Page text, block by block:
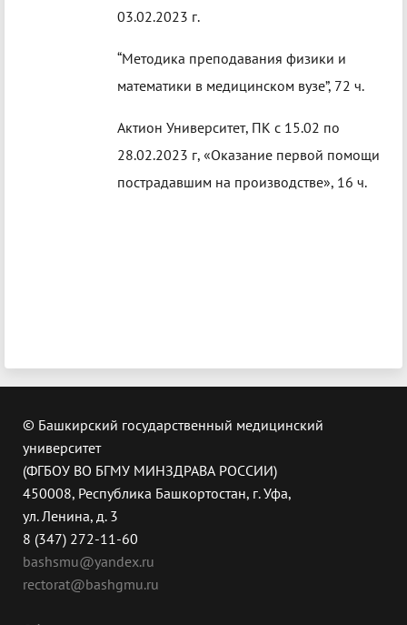
03.02.2023 г.
“Методика преподавания физики и
математики в медицинском вузе”, 72 ч.
Актион Университет, ПК с 15.02 по
28.02.2023 г, «Оказание первой помощи
пострадавшим на производстве», 16 ч.
© Башкирский государственный медицинский
университет
(ФГБОУ ВО БГМУ МИНЗДРАВА РОССИИ)
450008, Республика Башкортостан, г. Уфа,
ул. Ленина, д. 3
8 (347) 272-11-60
bashsmu@yandex.ru
rectorat@bashgmu.ru